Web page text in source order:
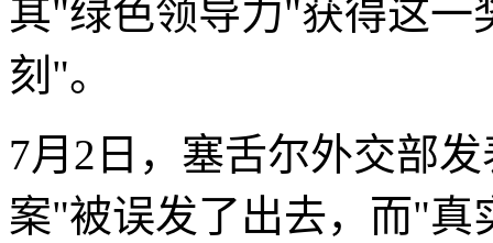
其"绿色领导力"获得这一
刻"。
7月2日，塞舌尔外交部
案"被误发了出去，而"真